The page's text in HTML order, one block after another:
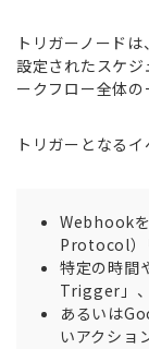
トリガーノード
設定されたスケ
ークフロー全体の
トリガーとなるイ
Webhook
Protocol）
特定の時間
Trigger」、
あるいは
いアクショ